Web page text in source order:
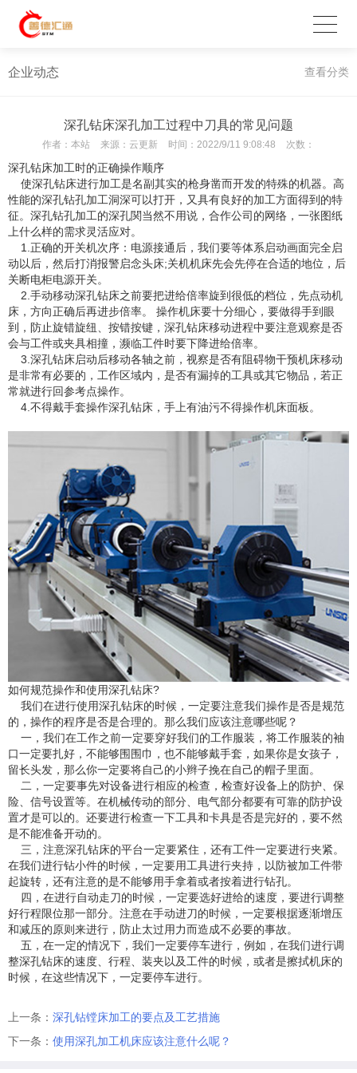
企业动态 查看分类
深孔钻床深孔加工过程中刀具的常见问题
作者： 本站 来源： 云更新 时间： 2022/9/11 9:08:48 次数：
深孔钻床加工时的正确操作顺序
使深孔钻床进行加工是名副其实的枪身凿而开发的特殊的机器。高
性能的深孔钻孔加工洞深可以打开，又具有良好的加工方面得到的特
征。深孔钻孔加工的深孔関当然不用说，合作公司的网络，一张图纸
上什么样的需求灵活应对。
1.正确的开关机次序：电源接通后，我们要等体系启动画面完全启
动以后，然后打消报警启念头床;关机机床先会先停在合适的地位，后
关断电柜电源开关。
2.手动移动深孔钻床之前要把进给倍率旋到很低的档位，先点动机
床，方向正确后再进步倍率。 操作机床要十分细心，要做得手到眼
到，防止旋错旋纽、按错按键，深孔钻床移动进程中要注意观察是否
会与工件或夹具相撞，濒临工件时要下降进给倍率。
3.深孔钻床启动后移动各轴之前，视察是否有阻碍物干预机床移动
是非常有必要的，工作区域内，是否有漏掉的工具或其它物品，若正
常就进行回参考点操作。
4.不得戴手套操作深孔钻床，手上有油污不得操作机床面板。
如何规范操作和使用深孔钻床?
我们在进行使用深孔钻床的时候，一定要注意我们操作是否是规范
的，操作的程序是否是合理的。那么我们应该注意哪些呢？
一，我们在工作之前一定要穿好我们的工作服装，将工作服装的袖
口一定要扎好，不能够围围巾，也不能够戴手套，如果你是女孩子，
留长头发，那么你一定要将自己的小辫子挽在自己的帽子里面。
二，一定要事先对设备进行相应的检查，检查好设备上的防护、保
险、信号设置等。在机械传动的部分、电气部分都要有可靠的防护设
置才是可以的。还要进行检查一下工具和卡具是否是完好的，要不然
是不能准备开动的。
三，注意深孔钻床的平台一定要紧住，还有工件一定要进行夹紧。
在我们进行钻小件的时候，一定要用工具进行夹持，以防被加工件带
起旋转，还有注意的是不能够用手拿着或者按着进行钻孔。
四，在进行自动走刀的时候，一定要选好进给的速度，要进行调整
好行程限位那一部分。注意在手动进刀的时候，一定要根据逐渐增压
和减压的原则来进行，防止太过用力而造成不必要的事故。
五，在一定的情况下，我们一定要停车进行，例如，在我们进行调
整深孔钻床的速度、行程、装夹以及工件的时候，或者是擦拭机床的
时候，在这些情况下，一定要停车进行。
上一条： 深孔钻镗床加工的要点及工艺措施
下一条： 使用深孔加工机床应该注意什么呢？